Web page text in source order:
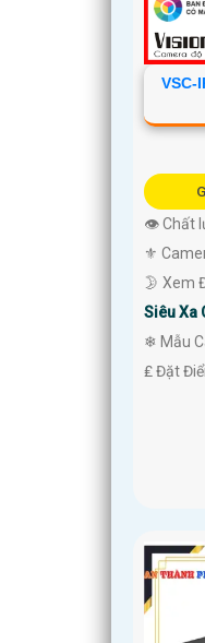
VSC-
👁 Chất
⚜️
🌛 Xem
Siêu Xa
❄ Mẫu
️₤ Đặt